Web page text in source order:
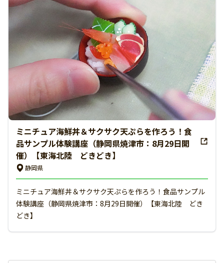
ミニチュア海鮮丼＆サクサク天ぷらを作ろう！食
品サンプル体験講座（静岡県焼津市：8月29日開
催）【東海北陸 どきどき】
静岡県
ミニチュア海鮮丼＆サクサク天ぷらを作ろう！食品サンプル
体験講座（静岡県焼津市：8月29日開催）【東海北陸 どき
どき】